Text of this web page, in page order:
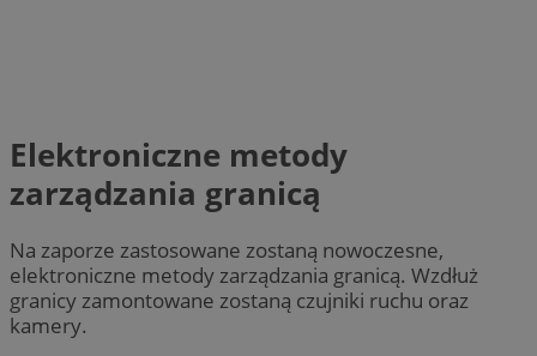
Elektroniczne metody
zarządzania granicą
Na zaporze zastosowane zostaną nowoczesne,
elektroniczne metody zarządzania granicą. Wzdłuż
granicy zamontowane zostaną czujniki ruchu oraz
kamery.